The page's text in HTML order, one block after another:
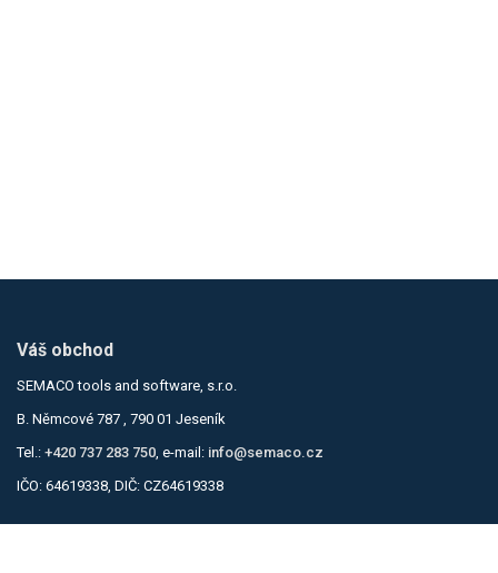
Váš obchod
SEMACO tools and software, s.r.o.
B. Němcové 787 , 790 01 Jeseník
Tel.: +420 737 283 750, e-mail: info@semaco.cz
IČO: 64619338, DIČ: CZ64619338